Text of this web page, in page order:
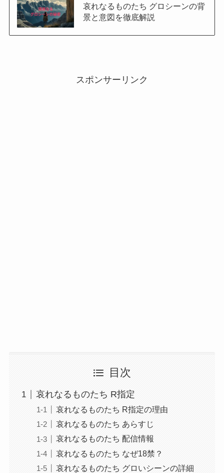
哀れなるものたち グロシーンの背
景と意図を徹底解説
スポンサーリンク
目次
哀れなるものたち R指定
哀れなるものたち R指定の理由
哀れなるものたち あらすじ
哀れなるものたち 配信情報
哀れなるものたち なぜ18禁？
哀れなるものたち グロいシーンの詳細